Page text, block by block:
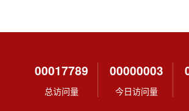
00017789
总访问量
00000003
今日访问量